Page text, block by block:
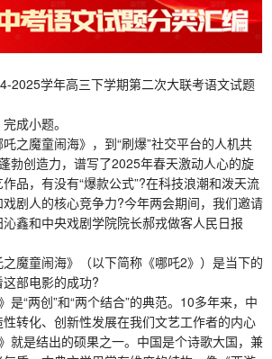
学年高三下学期第二次大联考语文试题
成小题。
魔童闹海》，到“刷爆”社交平台的人机共
勃创造力，谱写了2025年春天激动人心的旋
品，有没有“爆款公式”?在科技浪潮和泼天流
剧人的核心竞争力?今年两会期间，我们邀请
鑫和中央戏剧学院院长郝戎做客人民日报
童闹海》（以下简称《哪吒2》）是当下的
部电影的成功?
“两创”和“两个结合”的典范。10多年来，中
转化、创新性发展在我们文艺工作者的内心
就是结出的硕果之一。中国是个诗歌大国，兼